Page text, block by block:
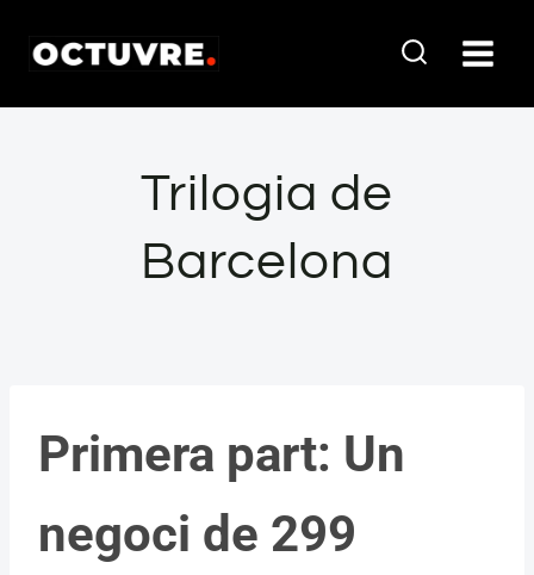
Trilogia de
Barcelona
Primera part: Un
negoci de 299